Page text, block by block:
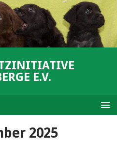
E.V.
2025